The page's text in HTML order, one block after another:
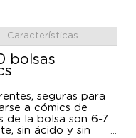
Características
bolsas
seguras para
a cómics de
de la bolsa son 6-7
sin ácido y sin